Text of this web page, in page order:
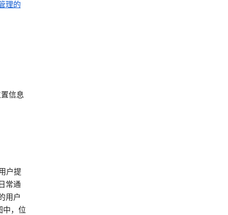
理的
信息
户提
常通
用户
中，位